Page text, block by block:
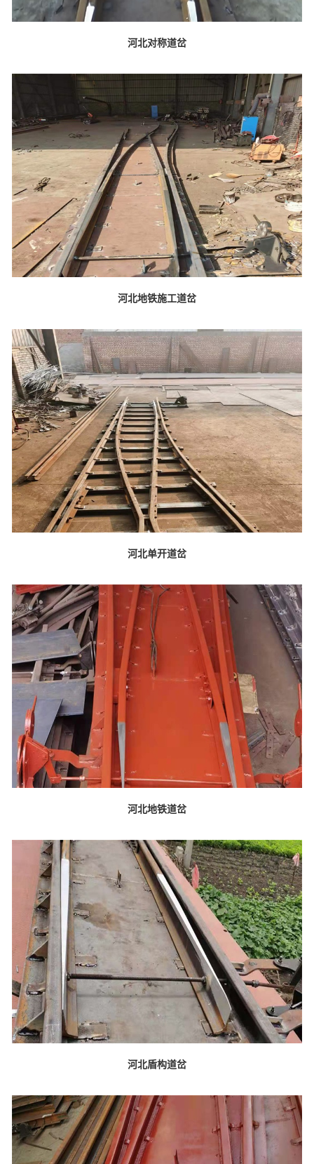
河北对称道岔
河北地铁施工道岔
河北单开道岔
河北地铁道岔
河北盾构道岔